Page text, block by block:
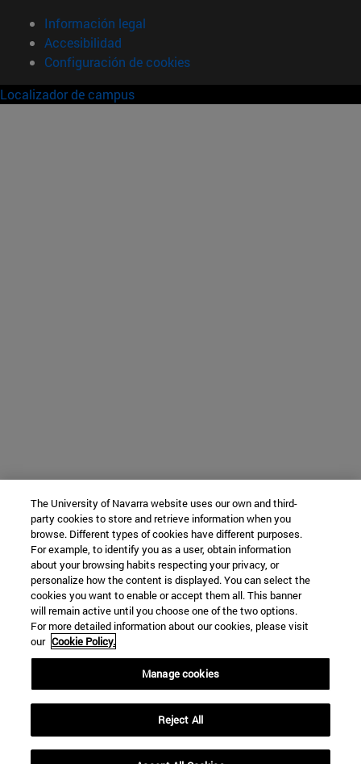
Información legal
Accesibilidad
Configuración de cookies
Localizador de campus
The University of Navarra website uses our own and third-
party cookies to store and retrieve information when you
browse. Different types of cookies have different purposes.
For example, to identify you as a user, obtain information
about your browsing habits respecting your privacy, or
personalize how the content is displayed. You can select the
cookies you want to enable or accept them all. This banner
will remain active until you choose one of the two options.
For more detailed information about our cookies, please visit
our Cookie Policy.
Manage cookies
Reject All